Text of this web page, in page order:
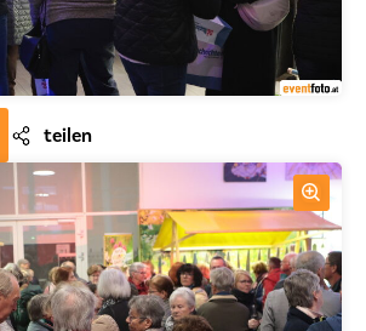
teilen